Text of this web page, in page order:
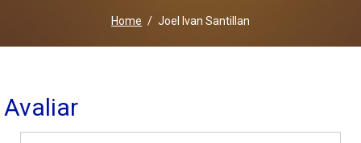
Home Joel Ivan Santillan
Avaliar